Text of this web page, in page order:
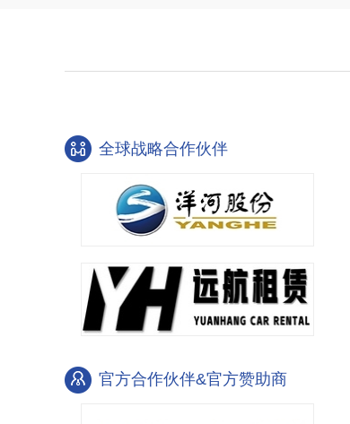
全球战略合作伙伴
官方合作伙伴&官方赞助商